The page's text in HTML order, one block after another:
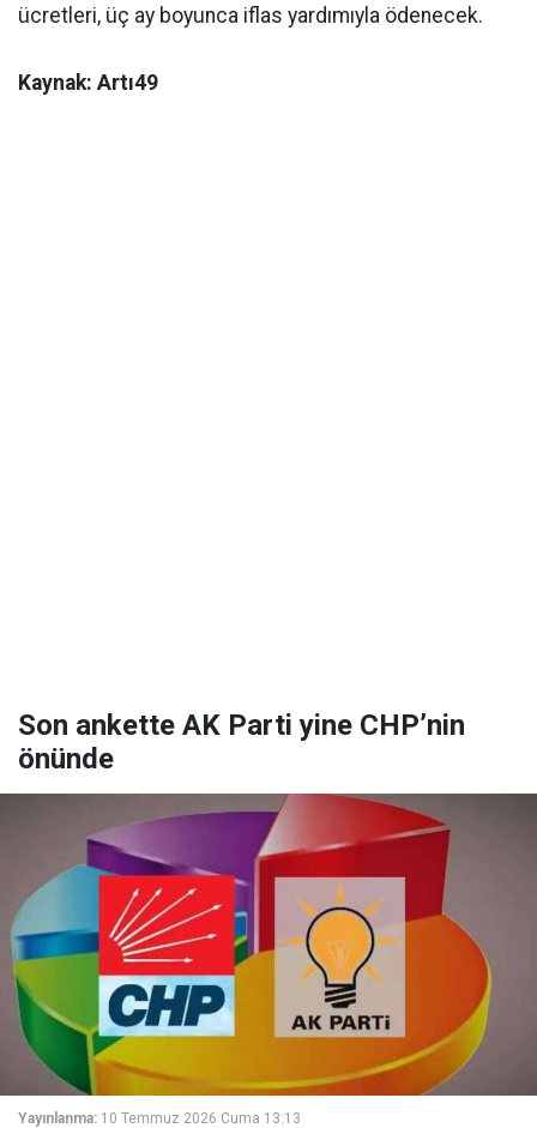
ücretleri, üç ay boyunca iflas yardımıyla ödenecek.
Kaynak: Artı49
Son ankette AK Parti yine CHP’nin
önünde
Yayınlanma: 10 Temmuz 2026 Cuma 13:13